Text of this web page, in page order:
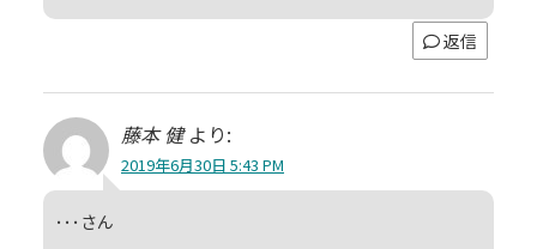
返信
藤本 健 より:
2019年6月30日 5:43 PM
･･･さん